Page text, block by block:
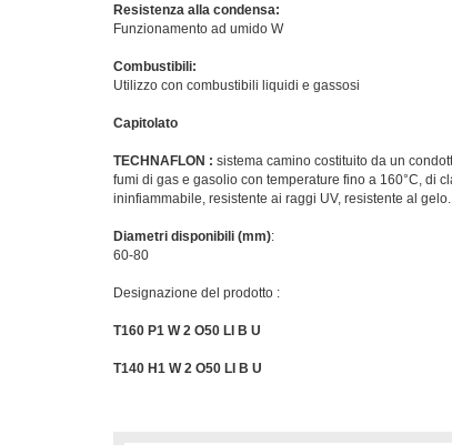
Resistenza alla condensa:
Funzionamento ad umido W
Combustibili:
Utilizzo con combustibili liquidi e gassosi
Capitolato
TECHNAFLON : sistema camino costituito da un
fumi di gas e gasolio con temperature fino a 160°C, di
ininfiammabile, resistente ai raggi UV, resistente al gelo.
Diametri disponibili (mm):
60-80
Designazione del prodotto :
T160 P1 W 2 O50 LI B U
T140 H1 W 2 O50 LI B U